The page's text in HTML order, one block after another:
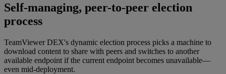
Self-managing, peer-to-peer election
process
TeamViewer DEX's dynamic election process picks a machine to
download content to share with peers and switches to another
available endpoint if the current endpoint becomes unavailable—
even mid-deployment.